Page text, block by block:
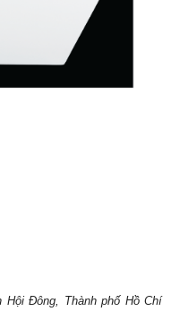
Đông, Thành phố Hồ Chí